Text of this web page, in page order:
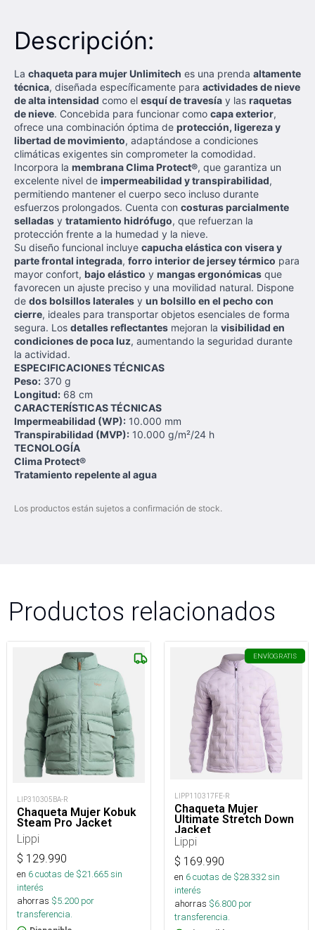
Descripción:
La chaqueta para mujer Unlimitech es una prenda altamente
técnica, diseñada específicamente para actividades de nieve
de alta intensidad como el esquí de travesía y las raquetas
de nieve. Concebida para funcionar como capa exterior,
ofrece una combinación óptima de protección, ligereza y
libertad de movimiento, adaptándose a condiciones
climáticas exigentes sin comprometer la comodidad.
Incorpora la membrana Clima Protect®, que garantiza un
excelente nivel de impermeabilidad y transpirabilidad,
permitiendo mantener el cuerpo seco incluso durante
esfuerzos prolongados. Cuenta con costuras parcialmente
selladas y tratamiento hidrófugo, que refuerzan la
protección frente a la humedad y la nieve.
Su diseño funcional incluye capucha elástica con visera y
parte frontal integrada, forro interior de jersey térmico para
mayor confort, bajo elástico y mangas ergonómicas que
favorecen un ajuste preciso y una movilidad natural. Dispone
de dos bolsillos laterales y un bolsillo en el pecho con
cierre, ideales para transportar objetos esenciales de forma
segura. Los detalles reflectantes mejoran la visibilidad en
condiciones de poca luz, aumentando la seguridad durante
la actividad.
ESPECIFICACIONES TÉCNICAS
Peso: 370 g
Longitud: 68 cm
CARACTERÍSTICAS TÉCNICAS
Impermeabilidad (WP): 10.000 mm
Transpirabilidad (MVP): 10.000 g/m²/24 h
TECNOLOGÍA
Clima Protect®
Tratamiento repelente al agua
Los productos están sujetos a confirmación de stock.
Productos relacionados
LIP310305BA-R
Chaqueta Mujer Kobuk
Steam Pro Jacket
Lippi
$ 129.990
en 6cuotas de $21.665sin
interés
ahorras $5.200 por
transferencia.
ENVÍOGRATIS
LIPP110317FE-R
Chaqueta Mujer
Ultimate Stretch Down
Jacket
Lippi
$ 169.990
en 6cuotas de $28.332sin
interés
ahorras $6.800 por
transferencia.